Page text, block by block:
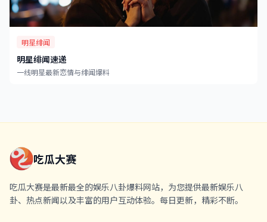
明星绯闻
明星绯闻速递
一线明星最新恋情与绯闻爆料
吃瓜大赛
吃瓜大赛是最新最全的娱乐八卦爆料网站，为您提供最新娱乐八
卦、热点新闻以及丰富的用户互动体验。每日更新，精彩不断。